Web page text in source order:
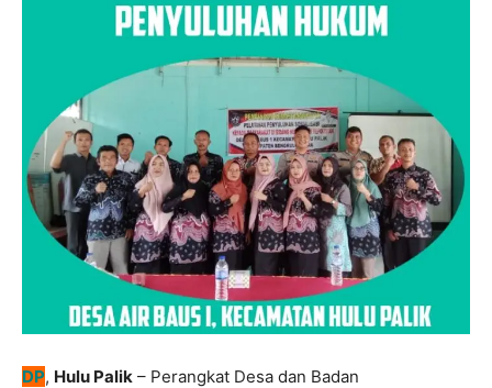
DP, Hulu Palik – Perangkat Desa dan Badan